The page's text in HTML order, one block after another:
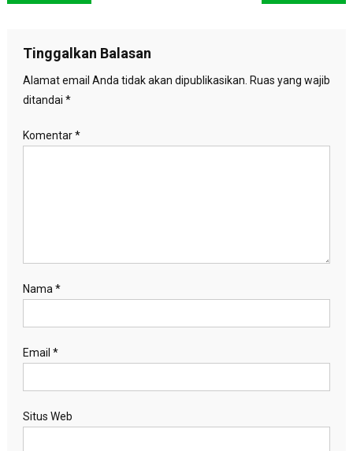
Tinggalkan Balasan
Alamat email Anda tidak akan dipublikasikan. Ruas yang wajib
ditandai *
Komentar*
Nama*
Email *
Situs Web